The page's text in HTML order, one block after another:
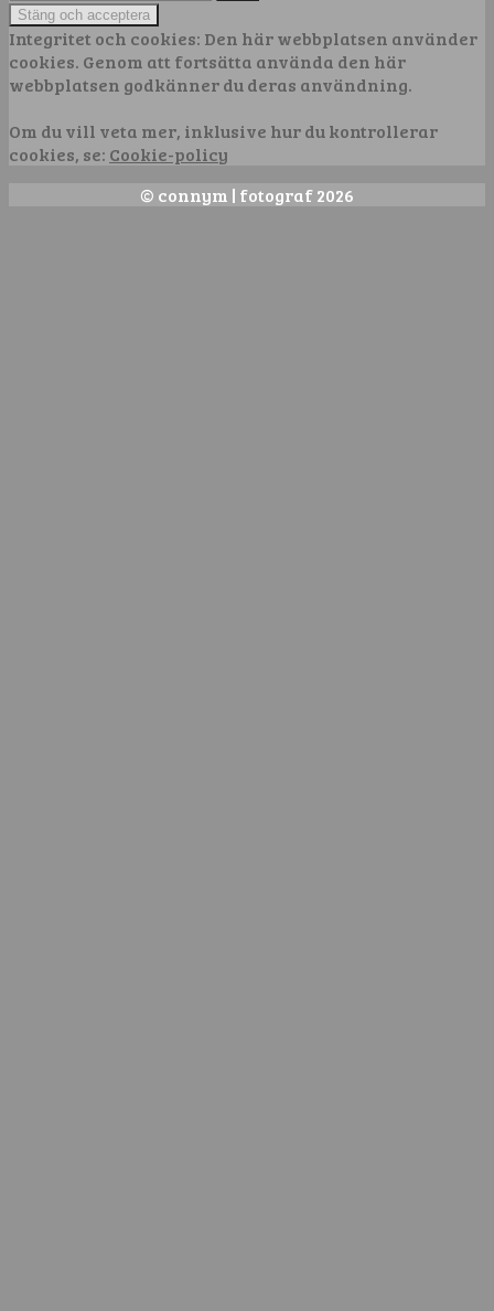
efter:
Integritet och cookies: Den här webbplatsen använder
cookies. Genom att fortsätta använda den här
webbplatsen godkänner du deras användning.
Om du vill veta mer, inklusive hur du kontrollerar
cookies, se: Cookie-policy
© connym | fotograf 2026